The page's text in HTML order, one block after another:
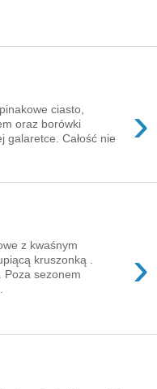
›
ciasto,
oraz borówki
galaretce. Całość nie
›
z kwaśnym
kruszonką .
Poza sezonem